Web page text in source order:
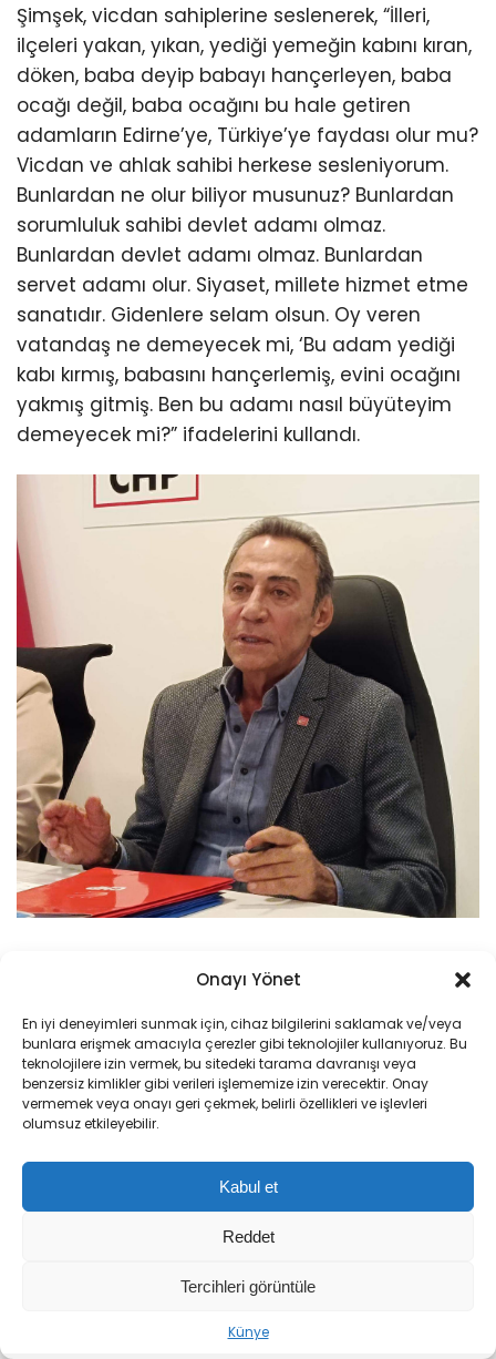
Onayı Yönet
En iyi deneyimleri sunmak için, cihaz bilgilerini saklamak ve/veya
bunlara erişmek amacıyla çerezler gibi teknolojiler kullanıyoruz. Bu
teknolojilere izin vermek, bu sitedeki tarama davranışı veya
benzersiz kimlikler gibi verileri işlememize izin verecektir. Onay
vermemek veya onayı geri çekmek, belirli özellikleri ve işlevleri
olumsuz etkileyebilir.
Kabul et
Reddet
Tercihleri görüntüle
Künye
Şimşek, vicdan sahiplerine seslenerek, “İlleri,
ilçeleri yakan, yıkan, yediği yemeğin kabını kıran,
döken, baba deyip babayı hançerleyen, baba
ocağı değil, baba ocağını bu hale getiren
adamların Edirne’ye, Türkiye’ye faydası olur mu?
Vicdan ve ahlak sahibi herkese sesleniyorum.
Bunlardan ne olur biliyor musunuz? Bunlardan
sorumluluk sahibi devlet adamı olmaz.
Bunlardan devlet adamı olmaz. Bunlardan
servet adamı olur. Siyaset, millete hizmet etme
sanatıdır. Gidenlere selam olsun. Oy veren
vatandaş ne demeyecek mi, ‘Bu adam yediği
kabı kırmış, babasını hançerlemiş, evini ocağını
yakmış gitmiş. Ben bu adamı nasıl büyüteyim
demeyecek mi?” ifadelerini kullandı.
ÇEKEBİLİR
Bereketli Topraklardan Canlanacak